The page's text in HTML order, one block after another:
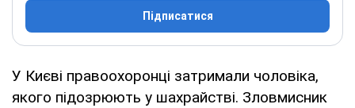
Підписатися
У Києві правоохоронці затримали чоловіка,
якого підозрюють у шахрайстві. Зловмисник